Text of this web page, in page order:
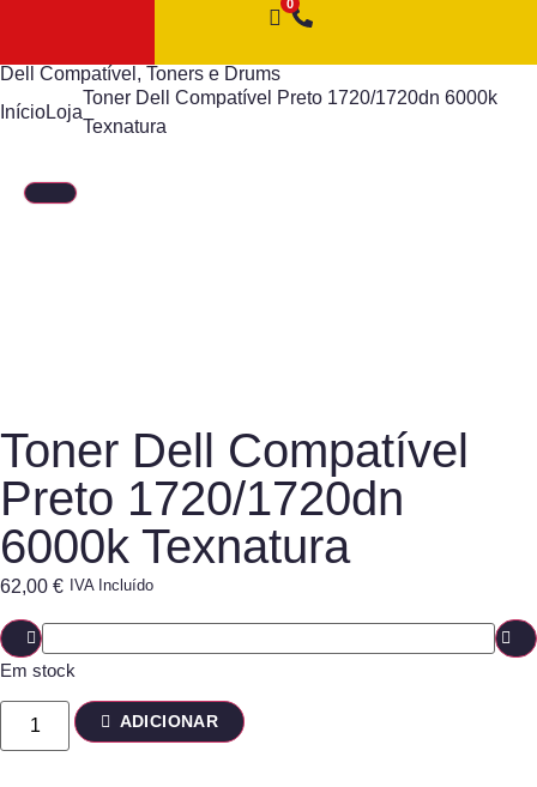
Dell Compatível , Toners e Drums
InícioLoja
Toner Dell Compatível Preto 1720/1720dn 6000k
Texnatura
Toner Dell Compatível
Preto 1720/1720dn
6000k Texnatura
62,00 € IVA Incluído
Em stock
ADICIONAR